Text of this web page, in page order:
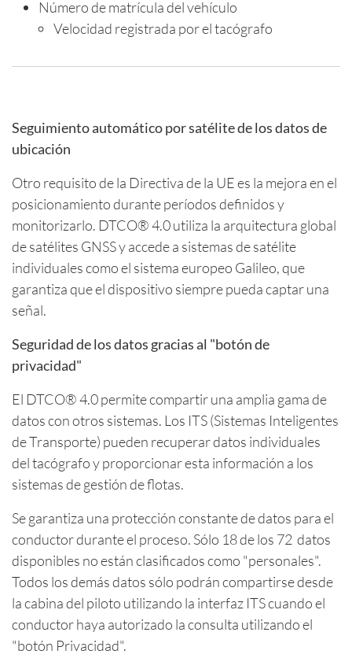
Número de matrícula del vehículo
Velocidad registrada por el tacógrafo
Seguimiento automático por satélite de los datos de
ubicación
Otro requisito de la Directiva de la UE es la mejora en el
posicionamiento durante períodos definidos y
monitorizarlo. DTCO® 4.0 utiliza la arquitectura global
de satélites GNSS y accede a sistemas de satélite
individuales como el sistema europeo Galileo, que
garantiza que el dispositivo siempre pueda captar una
señal.
Seguridad de los datos gracias al "botón de
privacidad"
El DTCO® 4.0 permite compartir una amplia gama de
datos con otros sistemas. Los ITS (Sistemas Inteligentes
de Transporte) pueden recuperar datos individuales
del tacógrafo y proporcionar esta información a los
sistemas de gestión de flotas.
Se garantiza una protección constante de datos para el
conductor durante el proceso. Sólo 18 de los 72 datos
disponibles no están clasificados como "personales".
Todos los demás datos sólo podrán compartirse desde
la cabina del piloto utilizando la interfaz ITS cuando el
conductor haya autorizado la consulta utilizando el
"botón Privacidad".